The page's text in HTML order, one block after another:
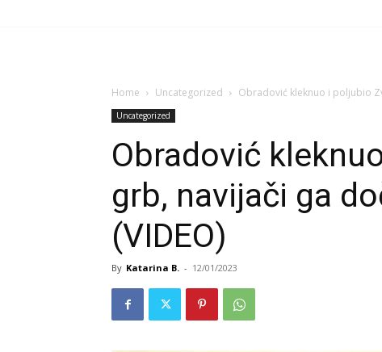
Home Uncategorized Obradović kleknuo i poljubio
Uncategorized
Obradović
grb, navijači ga
(VIDEO)
By Katarina B. - 12/01/2023